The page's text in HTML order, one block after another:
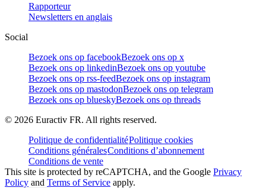
Rapporteur
Newsletters en anglais
Social
Bezoek ons op facebookBezoek ons op x
Bezoek ons op linkedinBezoek ons op youtube
Bezoek ons op rss-feedBezoek ons op instagram
Bezoek ons op mastodonBezoek ons op telegram
Bezoek ons op blueskyBezoek ons op threads
© 2026 Euractiv FR. All rights reserved.
Politique de confidentialitéPolitique cookies
Conditions généralesConditions d’abonnement
Conditions de vente
This site is protected by reCAPTCHA, and the Google Privacy
Policy and Terms of Service apply.